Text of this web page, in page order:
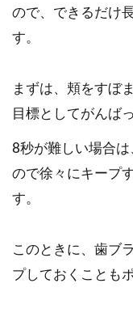
ので、できるだけ
す。
まずは、頬をすぼ
目標としてがんば
8秒が難しい場合
ので徐々にキープ
す。
このときに、歯ブ
プしておくことも